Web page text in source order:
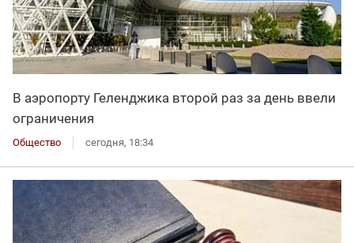
В аэропорту Геленджика второй раз за день ввели
ограничения
Общество сегодня, 18:34